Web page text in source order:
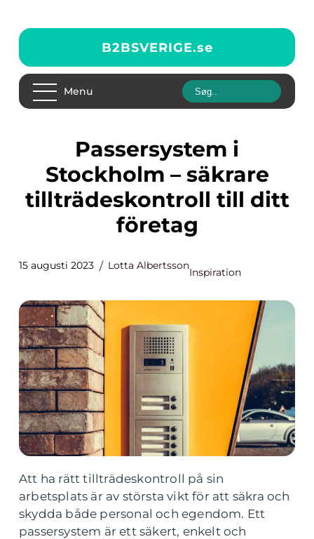
B2BSVERIGE.se
Menu
Passersystem i
Stockholm – säkrare
tillträdeskontroll till ditt
företag
15 augusti 2023 Lotta Albertsson
Inspiration
Att ha rätt tillträdeskontroll på sin
arbetsplats är av största vikt för att säkra och
skydda både personal och egendom. Ett
passersystem är ett säkert, enkelt och